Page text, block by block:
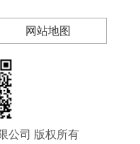
网站地图
公司 版权所有